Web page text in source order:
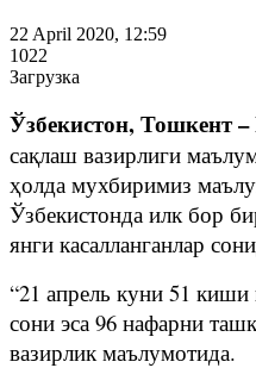
22 April 2020, 12:59
1022
Загрузка
Ўзбекистон, Тошкент
сақлаш вазирлиги
ҳолда мухбиримиз
Ўзбекистонда илк бор
янги касалланганлар
“21 апрель куни 51 киши
сони эса 96 нафарни
вазирлик маълумотида.